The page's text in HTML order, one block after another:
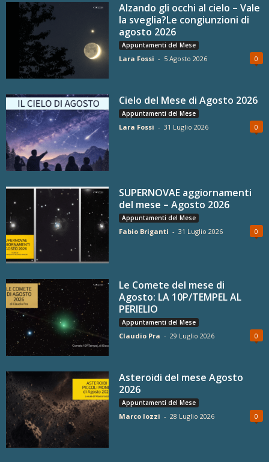
Alzando gli occhi al cielo – Vale
la sveglia?Le congiunzioni di
agosto 2026
Appuntamenti del Mese
Lara Fossi - 5 Agosto 2026 0
Cielo del Mese di Agosto 2026
Appuntamenti del Mese
Lara Fossi - 31 Luglio 2026 0
SUPERNOVAE aggiornamenti
del mese – Agosto 2026
Appuntamenti del Mese
Fabio Briganti - 31 Luglio 2026 0
Le Comete del mese di
Agosto: LA 10P/TEMPEL AL
PERIELIO
Appuntamenti del Mese
Claudio Pra - 29 Luglio 2026 0
Asteroidi del mese Agosto
2026
Appuntamenti del Mese
Marco Iozzi - 28 Luglio 2026 0